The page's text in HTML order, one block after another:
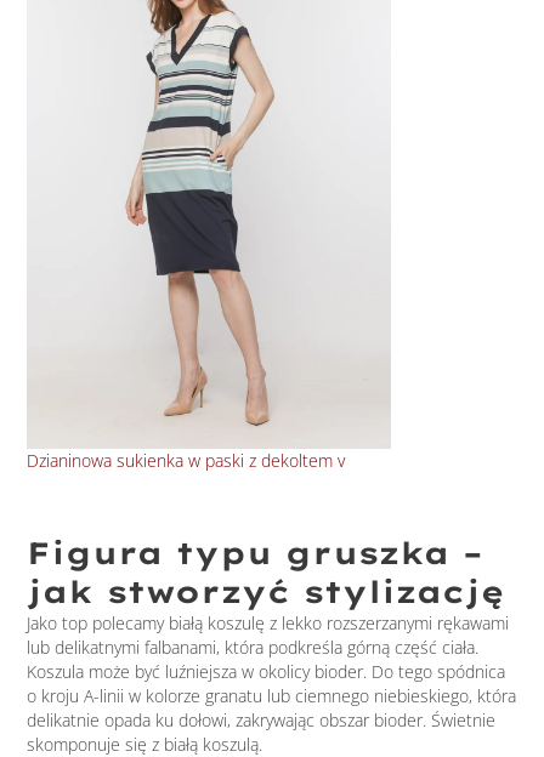
Dzianinowa sukienka w paski z dekoltem v
Figura typu gruszka –
jak stworzyć stylizację
Jako top polecamy białą koszulę z lekko rozszerzanymi rękawami
lub delikatnymi falbanami, która podkreśla górną część ciała.
Koszula może być luźniejsza w okolicy bioder. Do tego spódnica
o kroju A-linii w kolorze granatu lub ciemnego niebieskiego, która
delikatnie opada ku dołowi, zakrywając obszar bioder. Świetnie
skomponuje się z białą koszulą.